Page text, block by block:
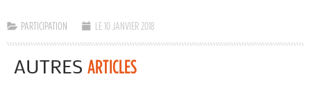
PARTICIPATION LE 10 JANVIER 2018
AUTRES ARTICLES